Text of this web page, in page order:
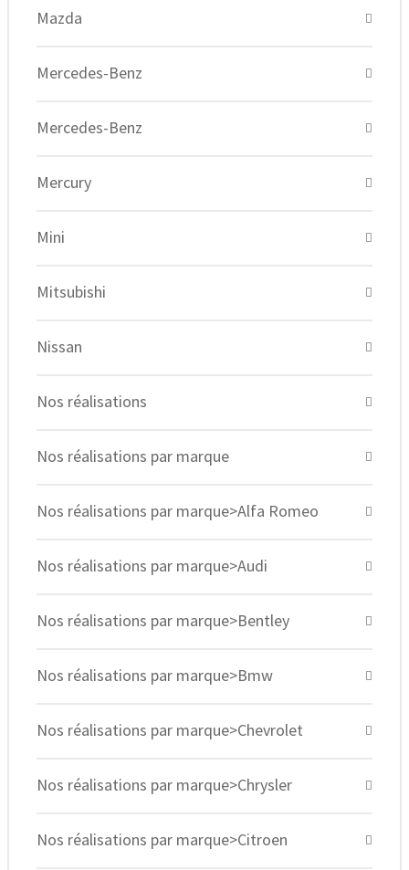
Mazda
Mercedes-Benz
Mercedes-Benz
Mercury
Mini
Mitsubishi
Nissan
Nos réalisations
Nos réalisations par marque
Nos réalisations par marque>Alfa Romeo
Nos réalisations par marque>Audi
Nos réalisations par marque>Bentley
Nos réalisations par marque>Bmw
Nos réalisations par marque>Chevrolet
Nos réalisations par marque>Chrysler
Nos réalisations par marque>Citroen